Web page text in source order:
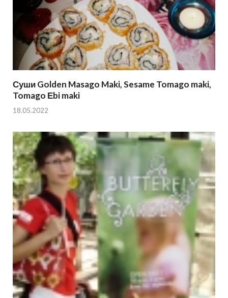
Суши Golden Masago Maki, Sesame Tomago maki,
Tomago Еbi maki
18.05.2022